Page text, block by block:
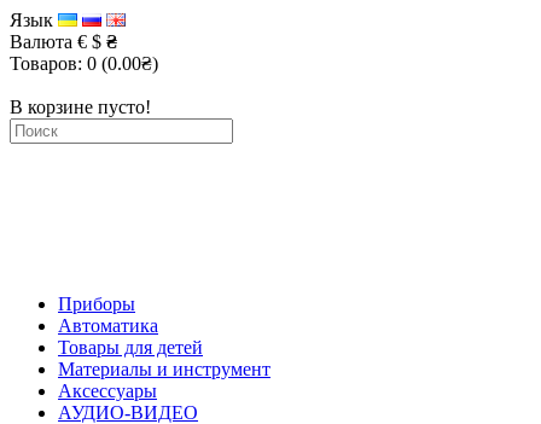
Язык
Валюта € $ ₴
Товаров: 0 (0.00₴)
В корзине пусто!
Приборы
Автоматика
Товары для детей
Материалы и инструмент
Аксессуары
АУДИО-ВИДЕО